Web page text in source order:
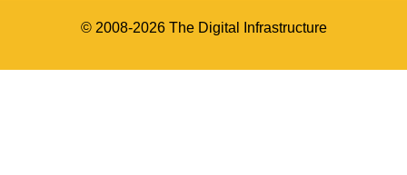
© 2008-2026 The Digital Infrastructure